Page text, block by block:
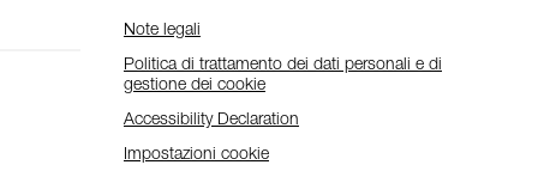
Note legali
Politica di trattamento dei dati personali e di
gestione dei cookie
Accessibility Declaration
Impostazioni cookie